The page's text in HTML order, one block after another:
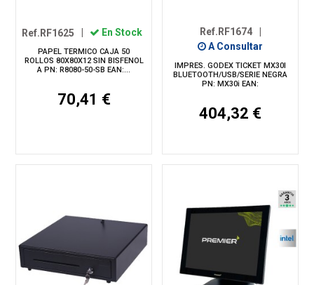
Ref.RF1625 En Stock
PAPEL TERMICO CAJA 50
ROLLOS 80X80X12 SIN BISFENOL
A PN: R8080-50-SB EAN:...
70,41 €
Ref.RF1674
|
A Consultar
IMPRES. GODEX TICKET MX30I
BLUETOOTH/USB/SERIE NEGRA
PN: MX30i EAN:
404,32 €